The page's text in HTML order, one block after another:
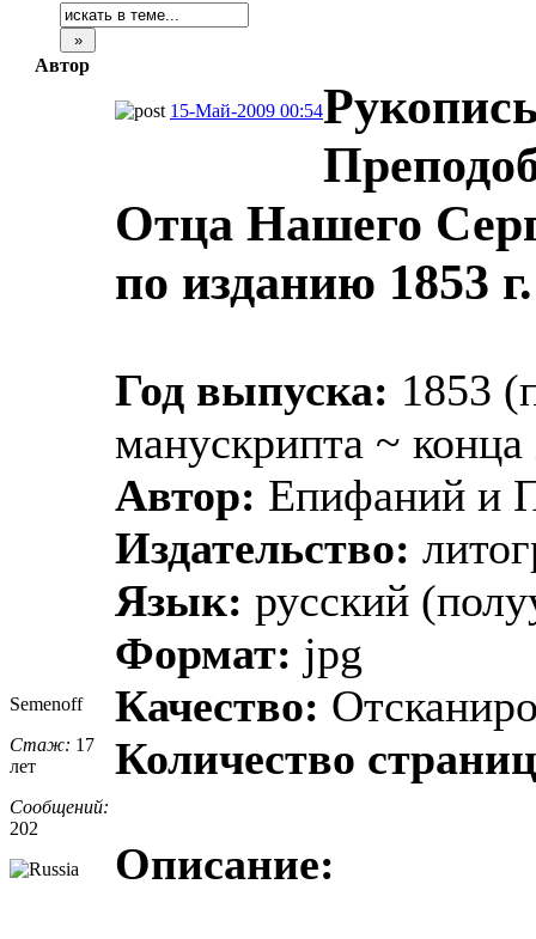
Автор
Semenoff
Стаж: 17
лет
Сообщений:
202
15-Май-2009 00:54
Отца Нашего
по изданию 1853 г.
Год выпуска: 1853
манускрипта ~
Автор: Епифаний и
Издательство:
Язык: русский
Формат: jpg
Качество:
Количество
Описание: